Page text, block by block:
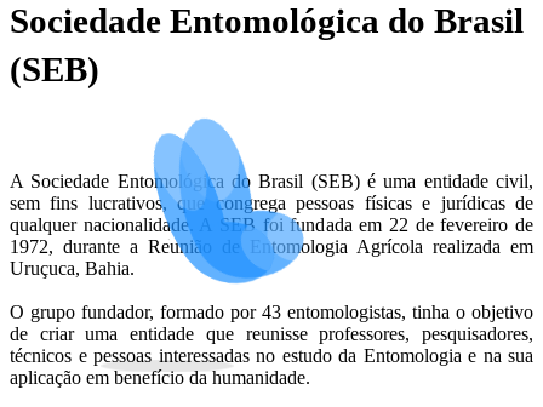
Sociedade Entomológica do Brasil
(SEB)
A Sociedade Entomológica do Brasil (SEB) é uma entidade civil,
sem fins lucrativos, que congrega pessoas físicas e jurídicas de
qualquer nacionalidade. A SEB foi fundada em 22 de fevereiro de
1972, durante a Reunião de Entomologia Agrícola realizada em
Uruçuca, Bahia.
O grupo fundador, formado por 43 entomologistas, tinha o objetivo
de criar uma entidade que reunisse professores, pesquisadores,
técnicos e pessoas interessadas no estudo da Entomologia e na sua
aplicação em benefício da humanidade.